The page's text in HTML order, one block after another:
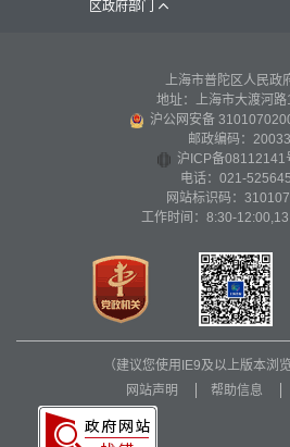
区政府部门 
上海市普陀区人民政
地址：上海市大渡河
沪公网安备
邮政编码：
沪ICP备08112141
电话：021-
网站标识码：
工作时间：8:30-
（建议您使用IE9及以上版本浏
网站声明
帮助信息